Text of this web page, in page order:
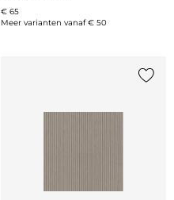
€ 65
Meer varianten vanaf€ 50